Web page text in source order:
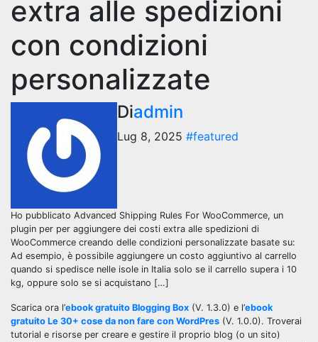
extra alle spedizioni
con condizioni
personalizzate
Diadmin
Lug 8, 2025 #featured
Ho pubblicato Advanced Shipping Rules For WooCommerce, un
plugin per per aggiungere dei costi extra alle spedizioni di
WooCommerce creando delle condizioni personalizzate basate su:
Ad esempio, è possibile aggiungere un costo aggiuntivo al carrello
quando si spedisce nelle isole in Italia solo se il carrello supera i 10
kg, oppure solo se si acquistano […]
Scarica ora l’ebook gratuito Blogging Box (V. 1.3.0) e l’ebook
gratuito Le 30+ cose da non fare con WordPres (V. 1.0.0). Troverai
tutorial e risorse per creare e gestire il proprio blog (o un sito)